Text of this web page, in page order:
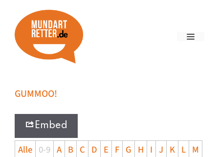
GUMMOO!
Embed
Alle 0-9 A B C D E F G H I J K L M